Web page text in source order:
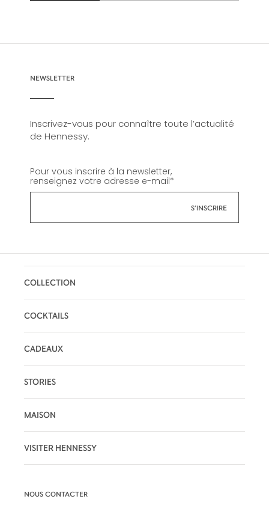
NEWSLETTER
Inscrivez-vous pour connaître toute l’actualité
de Hennessy.
Pour vous inscrire à la newsletter,
renseignez votre adresse e-mail*
COLLECTION
COCKTAILS
CADEAUX
STORIES
MAISON
VISITER HENNESSY
NOUS CONTACTER